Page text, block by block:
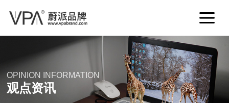
OPINION INFORMATION
观点资讯